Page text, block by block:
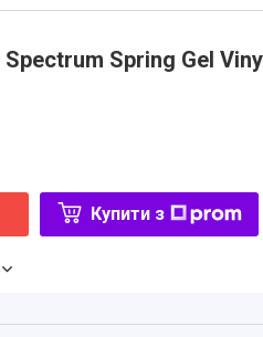
Spectrum Spring Gel
Купити з